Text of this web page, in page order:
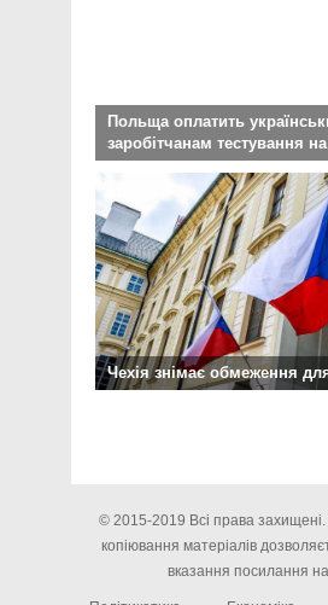
Польща оплатить
заробітчанам тестування
Чехія знімає обмеження
© 2015-2019 Всі права
копіювання матеріалів
вказання посилання